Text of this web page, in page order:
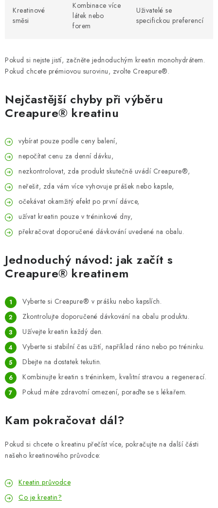
Kreatinové
směsi
Kombinace více
látek nebo
forem
Uživatelé se
specifickou preferencí
Pokud si nejste jistí, začněte jednoduchým kreatin monohydrátem.
Pokud chcete prémiovou surovinu, zvolte Creapure®.
Nejčastější chyby při výběru
Creapure® kreatinu
vybírat pouze podle ceny balení,
nepočítat cenu za denní dávku,
nezkontrolovat, zda produkt skutečně uvádí Creapure®,
neřešit, zda vám více vyhovuje prášek nebo kapsle,
očekávat okamžitý efekt po první dávce,
užívat kreatin pouze v tréninkové dny,
překračovat doporučené dávkování uvedené na obalu.
Jednoduchý návod: jak začít s
Creapure® kreatinem
Vyberte si Creapure® v prášku nebo kapslích.
Zkontrolujte doporučené dávkování na obalu produktu.
Užívejte kreatin každý den.
Vyberte si stabilní čas užití, například ráno nebo po tréninku.
Dbejte na dostatek tekutin.
Kombinujte kreatin s tréninkem, kvalitní stravou a regenerací.
Pokud máte zdravotní omezení, poraďte se s lékařem.
Kam pokračovat dál?
Pokud si chcete o kreatinu přečíst více, pokračujte na další části
našeho kreatinového průvodce:
Kreatin průvodce
Co je kreatin?